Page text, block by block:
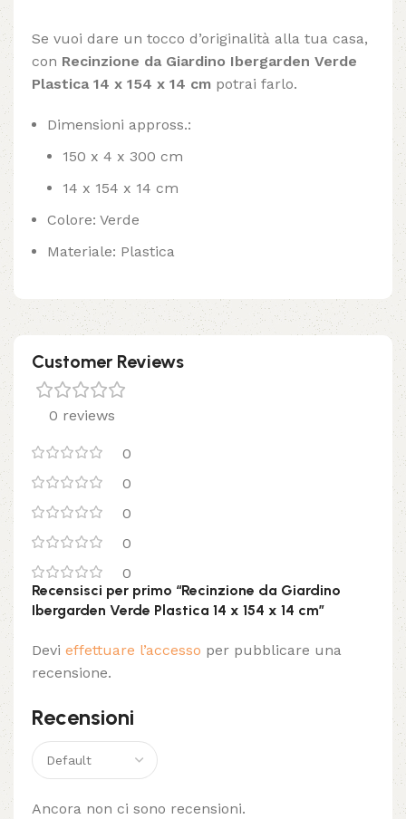
Se vuoi dare un tocco d’originalità alla tua casa,
con Recinzione da Giardino Ibergarden Verde
Plastica 14 x 154 x 14 cm potrai farlo.
Dimensioni appross.:
150 x 4 x 300 cm
14 x 154 x 14 cm
Colore: Verde
Materiale: Plastica
Customer Reviews
0 reviews
0
0
0
0
0
Recensioni
Ancora non ci sono recensioni.
Recensisci per primo “Recinzione da Giardino
Ibergarden Verde Plastica 14 x 154 x 14 cm”
Devi effettuare l’accesso per pubblicare una
recensione.